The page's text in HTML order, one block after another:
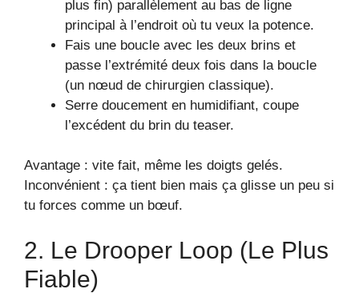
plus fin) parallèlement au bas de ligne
principal à l’endroit où tu veux la potence.
Fais une boucle avec les deux brins et
passe l’extrémité deux fois dans la boucle
(un nœud de chirurgien classique).
Serre doucement en humidifiant, coupe
l’excédent du brin du teaser.
Avantage : vite fait, même les doigts gelés.
Inconvénient : ça tient bien mais ça glisse un peu si
tu forces comme un bœuf.
2. Le Drooper Loop (le Plus
Fiable)